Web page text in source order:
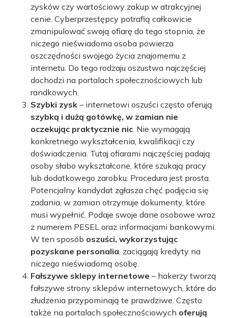
zysków czy wartościowy zakup w atrakcyjnej
cenie. Cyberprzestępcy potrafią całkowicie
zmanipulować swoją ofiarę do tego stopnia, że
niczego nieświadoma osoba powierza
oszczędności swojego życia znajomemu z
internetu. Do tego rodzaju oszustwa najczęściej
dochodzi na portalach społecznościowych lub
randkowych.
Szybki zysk – internetowi oszuści często oferują
szybką i dużą gotówkę, w zamian nie
oczekując praktycznie nic. Nie wymagają
konkretnego wykształcenia, kwalifikacji czy
doświadczenia. Tutaj ofiarami najczęściej padają
osoby słabo wykształcone, które szukają pracy
lub dodatkowego zarobku. Procedura jest prosta.
Potencjalny kandydat zgłasza chęć podjęcia się
zadania, w zamian otrzymuje dokumenty, które
musi wypełnić. Podaje swoje dane osobowe wraz
z numerem PESEL oraz informacjami bankowymi.
W ten sposób oszuści, wykorzystując
pozyskane personalia, zaciągają kredyty na
niczego nieświadomą osobę.
Fałszywe sklepy internetowe – hakerzy tworzą
fałszywe strony sklepów internetowych, które do
złudzenia przypominają te prawdziwe. Często
także na portalach społecznościowych oferują